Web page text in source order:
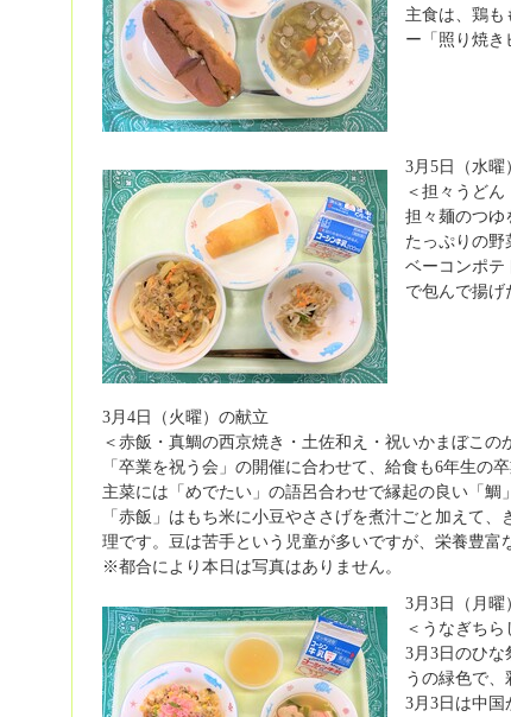
主食は、鶏も
ー「照り焼き
3月5日（水曜
＜担々うど
担々麺のつゆ
たっぷりの野
ベーコンポテ
で包んで揚げ
3月4日（火曜）の献立
＜赤飯・真鯛の西京焼き・土佐和え・祝いかまぼこの
「卒業を祝う会」の開催に合わせて、給食も6年生の
主菜には「めでたい」の語呂合わせで縁起の良い「鯛
「赤飯」はもち米に小豆やささげを煮汁ごと加えて
理です。豆は苦手という児童が多いですが、栄養豊富
※都合により本日は写真はありません。
3月3日（月曜
＜うなぎち
3月3日のひ
うの緑色で、
3月3日は中国